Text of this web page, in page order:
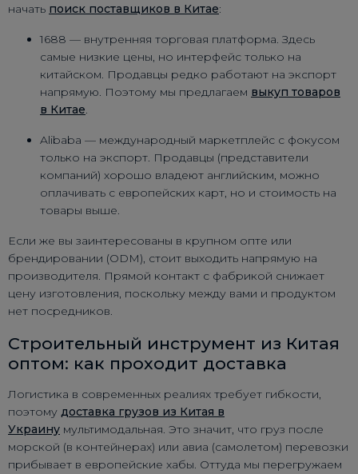
начать поиск поставщиков в Китае:
1688 — внутренняя торговая платформа. Здесь
самые низкие цены, но интерфейс только на
китайском. Продавцы редко работают на экспорт
напрямую. Поэтому мы предлагаем выкуп товаров
в Китае.
Alibaba — международный маркетплейс с фокусом
только на экспорт. Продавцы (представители
компаний) хорошо владеют английским, можно
оплачивать с европейских карт, но и стоимость на
товары выше.
Если же вы заинтересованы в крупном опте или
брендировании (ODM), стоит выходить напрямую на
производителя. Прямой контакт с фабрикой снижает
цену изготовления, поскольку между вами и продуктом
нет посредников.
Строительный инструмент из Китая
оптом: как проходит доставка
Логистика в современных реалиях требует гибкости,
поэтому доставка грузов из Китая в
Украину мультимодальная. Это значит, что груз после
морской (в контейнерах) или авиа (самолетом) перевозки
прибывает в европейские хабы. Оттуда мы перегружаем